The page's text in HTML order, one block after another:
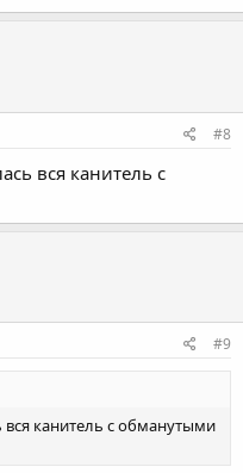
#8
вся канитель с
#9
вся канитель с обманутыми